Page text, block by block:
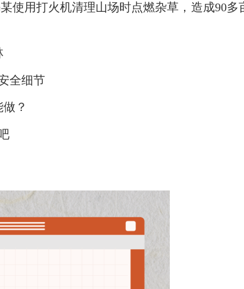
用打火机清理山场时点燃杂草，造成90多
全细节
？